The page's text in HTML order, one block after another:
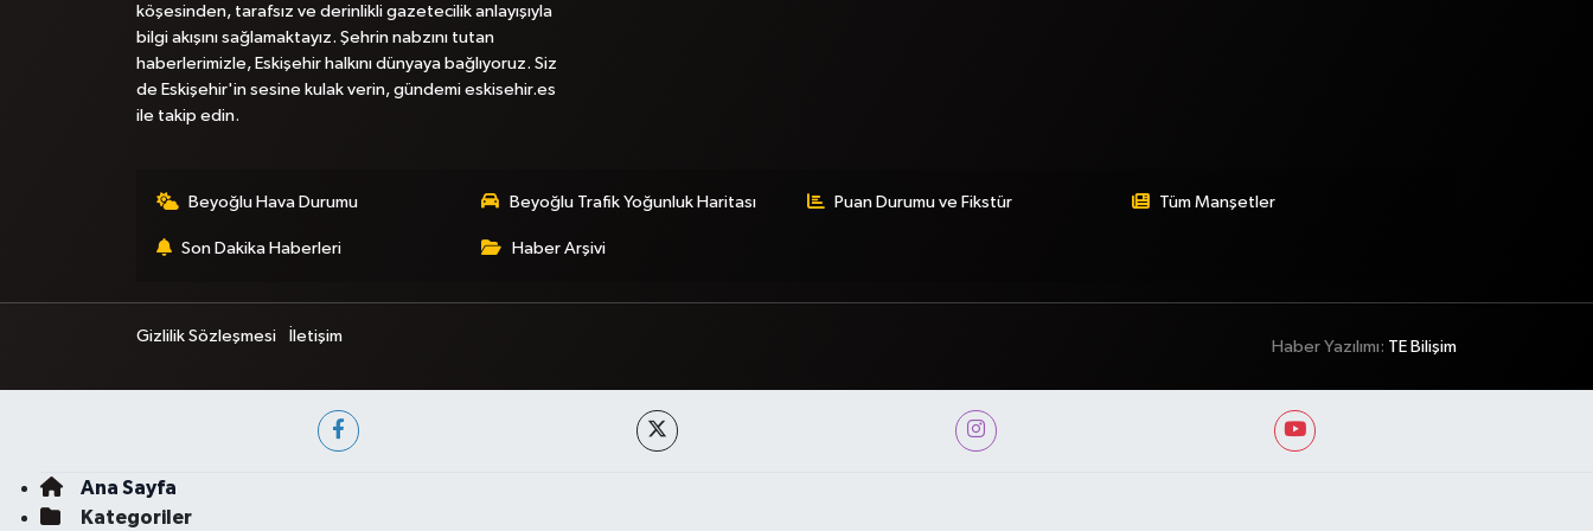
köşesinden, tarafsız ve derinlikli gazetecilik anlayışıyla
bilgi akışını sağlamaktayız. Şehrin nabzını tutan
haberlerimizle, Eskişehir halkını dünyaya bağlıyoruz. Siz
de Eskişehir'in sesine kulak verin, gündemi eskisehir.es
ile takip edin.
Beyoğlu Hava Durumu Beyoğlu Trafik Yoğunluk Haritası Puan Durumu ve Fikstür Tüm Manşetler
Son Dakika Haberleri Haber Arşivi
Gizlilik Sözleşmesi İletişim
Haber Yazılımı: TE Bilişim
Ana Sayfa
Kategoriler